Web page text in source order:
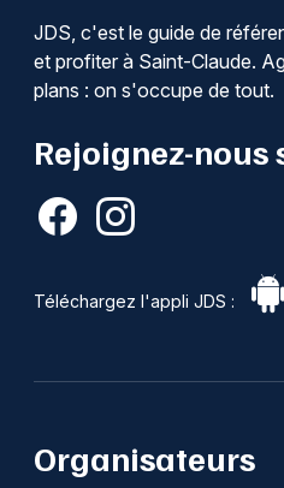
JDS, c'est le guide de
et profiter à Saint-Claude.
plans : on s'occupe de tout.
Rejoignez-nous
Téléchargez l'appli JDS :
Organisateurs